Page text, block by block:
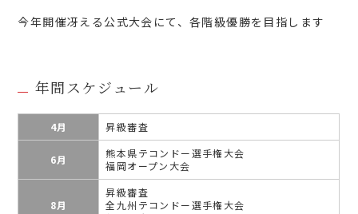
今年開催冴える公式大会にて、各階級優勝を目指します
年間スケジュール
4月 昇級審査
6月
熊本県テコンドー選手権大会
福岡オープン大会
8月
昇級審査
全九州テコンドー選手権大会